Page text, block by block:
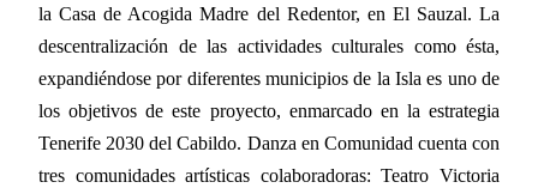
la Casa de Acogida Madre del Redentor, en El Sauzal. La
descentralización de las actividades culturales como ésta,
expandiéndose por diferentes municipios de la Isla es uno de
los objetivos de este proyecto, enmarcado en la estrategia
Tenerife 2030 del Cabildo. Danza en Comunidad cuenta con
tres comunidades artísticas colaboradoras: Teatro Victoria